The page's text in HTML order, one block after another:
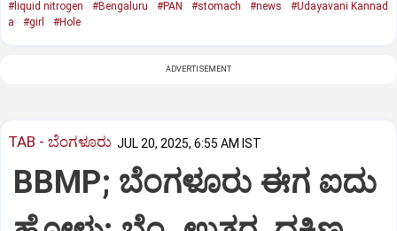
#liquid nitrogen #Bengaluru #PAN #stomach #news
#Udayavani Kannad
a
#girl #Hole
ADVERTISEMENT
TAB - ಬೆಂಗಳೂರು JUL 20, 2025, 6:55 AM IST
BBMP; ಬೆಂಗಳೂರು ಈಗ ಐದು